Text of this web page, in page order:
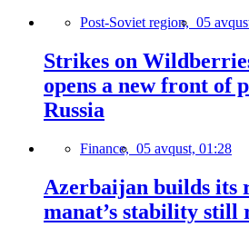
Post-Soviet region, 05
Strikes on
opens a new front of
Russia
Finance, 05 avqust, 01:28
Azerbaijan builds its
manat’s stability still